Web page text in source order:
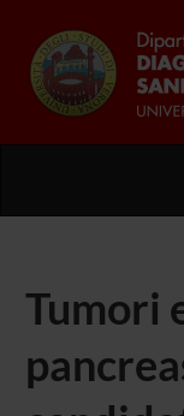
Tumori